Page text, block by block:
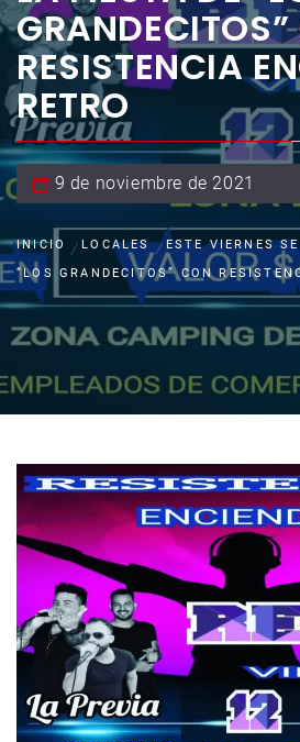
RESISTENCIA
RETRO
9 de noviembre de 2021
INICIO LOCALES
ESTE VIERNES
“LOS GRANDECITOS” CON